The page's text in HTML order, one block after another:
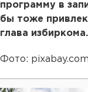
программу в
бы тоже
глава избиркома.
Фото: pixabay.com